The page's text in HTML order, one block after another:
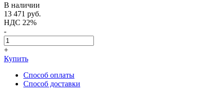
В наличии
13 471 руб.
НДС 22%
-
+
Купить
Способ оплаты
Способ доставки